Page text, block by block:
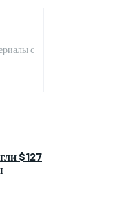
с
$127